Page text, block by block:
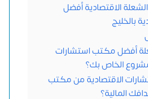
الاقتصادية أفضل
بالخليج
أفضل مكتب استشارات
الخاص بك؟
الاقتصادية من مكتب
المالية؟